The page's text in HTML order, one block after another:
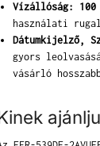
Vízállóság: 100
használati
Dátumkijelző,
gyors
vásárló